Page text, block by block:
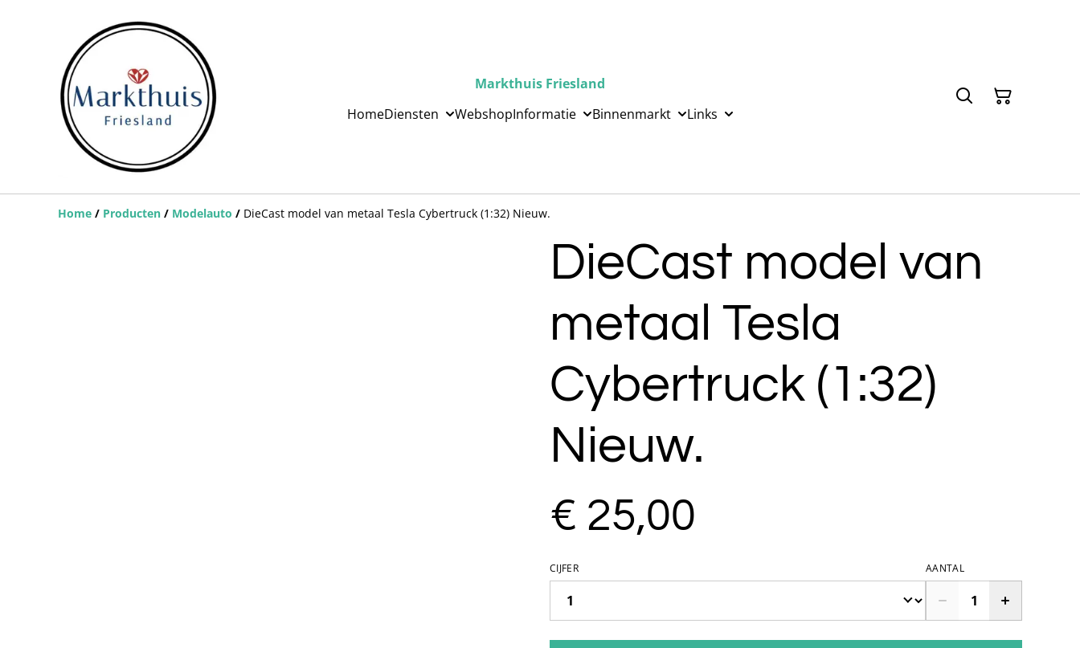
Markthuis Friesland
HomeDiensten WebshopInformatie Binnenmarkt Links
Home / Producten / Modelauto / DieCast model van metaal Tesla Cybertruck (1:32) Nieuw.
DieCast model van
metaal Tesla
Cybertruck (1:32)
Nieuw.
€ 25,00
CIJFER AANTAL